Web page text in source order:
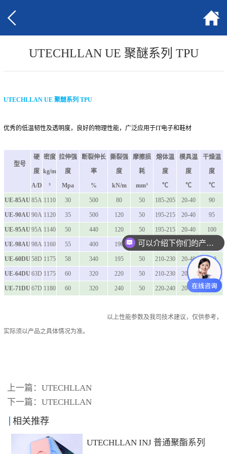
UTECHLLAN UE 聚醚系列 TPU
UTECHLLAN UE 聚醚系列 TPU
优秀的低温韧性及透明度，良好的物理性能，广泛应用于IT电子和鞋材
型号
硬
度
A/D
密度
kg/m
³
拉伸强
度
Mpa
断裂伸长
率
%
撕裂强
度
kN/m
摩擦损
耗
mm³
熔体温
度
℃
模具温
度
℃
干燥温
度
℃
UE-85AU 85A 1110 30 500 80 50 185-205 20-40 90
UE-90AU90A 1120 35 500 120 50 195-215 20-40 95
UE-95AU 95A 1140 50 440 120 50 195-215 20-40 100
UE-98AU98A 1160 55 400 190 50 200-220 20-40 110
UE-60DU 58D 1175 58 340 195 50 210-230 20-40 110
UE-64DU63D 1175 60 320 220 50 210-230 20-40 110
UE-71DU 67D 1180 60 320 240 50 220-240 20-40 110
以上性能参数及我司技术建议，仅供参考，
实际须以产品之具体情况为准。
上一篇： UTECHLLAN
下一篇： UTECHLLAN
相关推荐
UTECHLLAN INJ 普通聚酯系列